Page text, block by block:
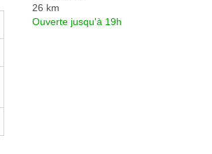
26 km
Ouverte jusqu'à 19h